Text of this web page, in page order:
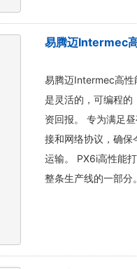
易腾迈Intermec
易腾迈Intermec高性
是灵活的，可编程的
资回报。 专为满足
接和网络协议，确保
运输。 PX6i高性能
整条生产线的一部分。